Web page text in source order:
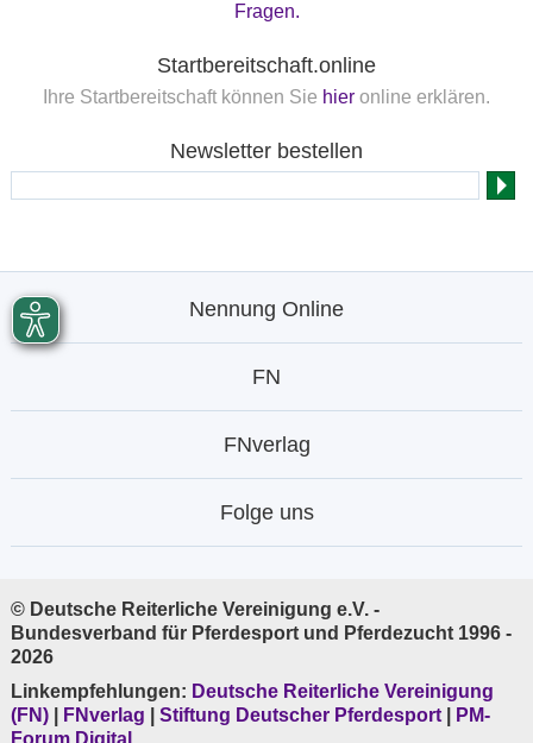
Fragen.
Startbereitschaft.online
Ihre Startbereitschaft können Sie hier online erklären.
Newsletter bestellen
Nennung Online
FN
FNverlag
Folge uns
© Deutsche Reiterliche Vereinigung e.V. -
Bundesverband für Pferdesport und Pferdezucht 1996 -
2026
Linkempfehlungen: Deutsche Reiterliche Vereinigung
(FN)
FNverlag Stiftung Deutscher Pferdesport
PM-
Forum Digital